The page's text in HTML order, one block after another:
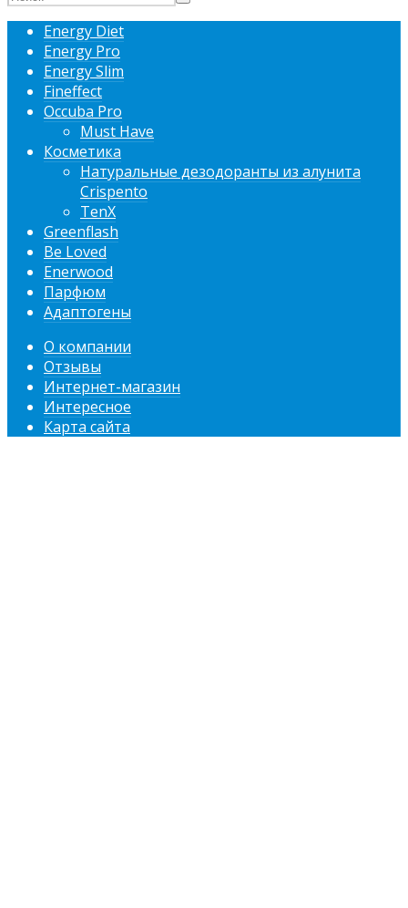
Energy Diet
Energy Pro
Energy Slim
Fineffect
Occuba Pro
Must Have
Косметика
Натуральные дезодоранты из алунита
Crispento
TenX
Greenflash
Be Loved
Enerwood
Парфюм
Адаптогены
О компании
Отзывы
Интернет-магазин
Интересное
Карта сайта